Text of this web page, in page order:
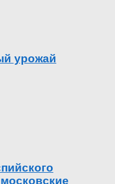
урожай